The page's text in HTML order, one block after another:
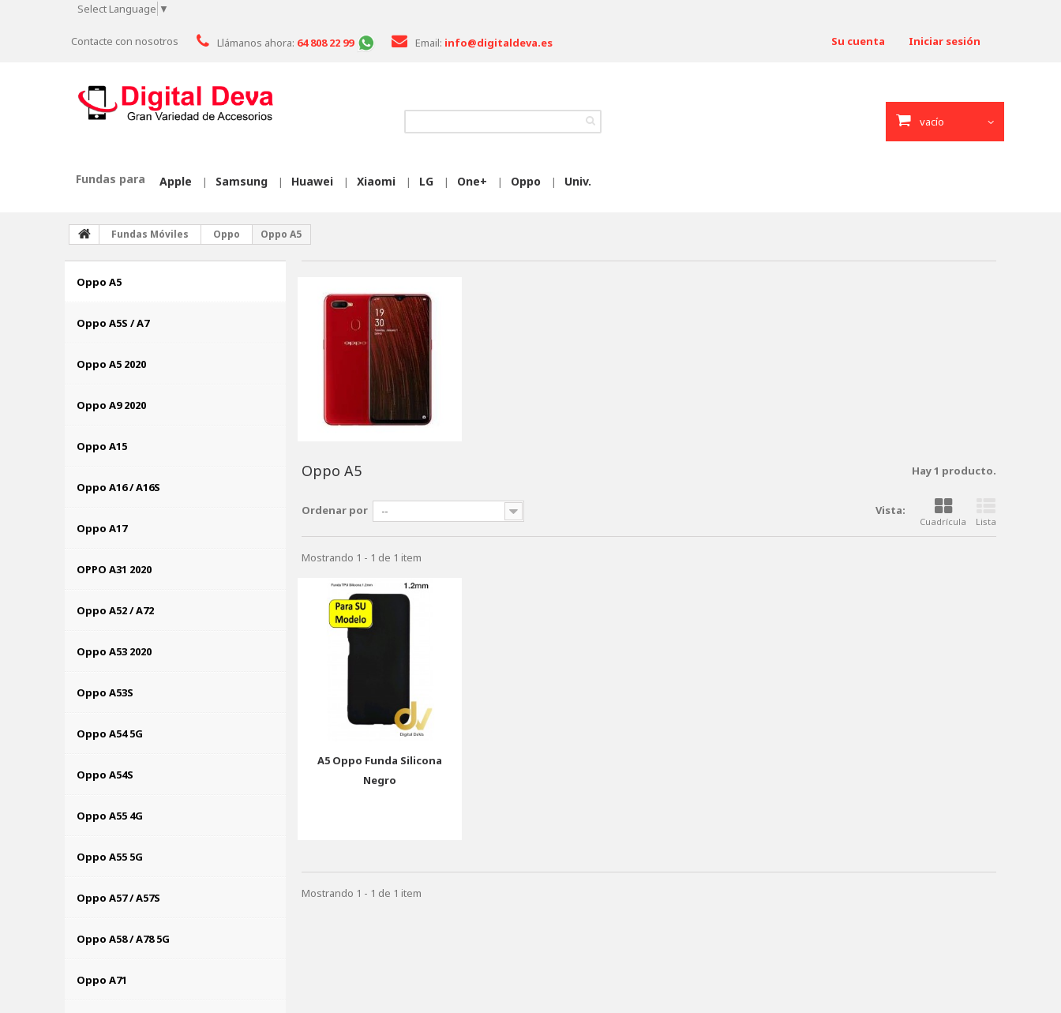
Select Language ▼
Contacte con nosotros Llámanos ahora: 64 808 22 99 Email: info@digitaldeva.es Iniciar sesión
Su cuenta
vacío
Apple | Samsung | Huawei | Xiaomi | LG | One+ | Oppo | Univ.
Fundas para
Fundas Móviles Oppo Oppo A5
Oppo A5
Oppo A5S / A7
Oppo A5 2020
Oppo A9 2020
Oppo A15
Oppo A16 / A16S
Oppo A17
OPPO A31 2020
Oppo A52 / A72
Oppo A53 2020
Oppo A53S
Oppo A54 5G
Oppo A54S
Oppo A55 4G
Oppo A55 5G
Oppo A57 / A57S
Oppo A58 / A78 5G
Oppo A71
Oppo A5 Hay 1 producto.
Vista:
Cuadrícula Lista
Ordenar por --
Mostrando 1 - 1 de 1 item
A5 Oppo Funda Silicona
Negro
Mostrando 1 - 1 de 1 item